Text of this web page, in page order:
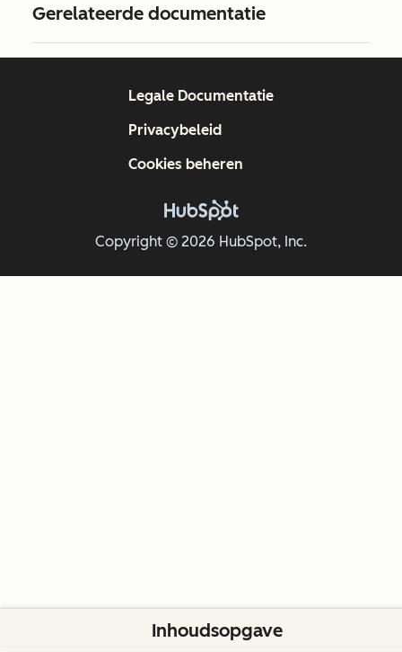
Gerelateerde documentatie
Inhoudsopgave
Copyright © 2026 HubSpot, Inc.
Legale Documentatie
Privacybeleid
Cookies beheren